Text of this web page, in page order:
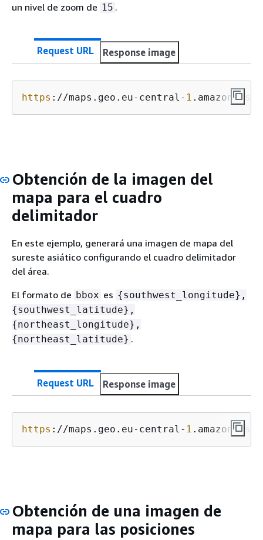
un nivel de zoom de 15 .
Request URL Response image
https ://maps.geo.eu-central- 1
Obtención de la imagen del
mapa para el cuadro
delimitador
En este ejemplo, generará una imagen de mapa del
sureste asiático configurando el cuadro delimitador
del área.
El formato de bbox es {southwest_longitude},
{southwest_latitude},
{northeast_longitude},
{northeast_latitude} .
Request URL Response image
https ://maps.geo.eu-central- 1
Obtención de una imagen de
mapa para las posiciones